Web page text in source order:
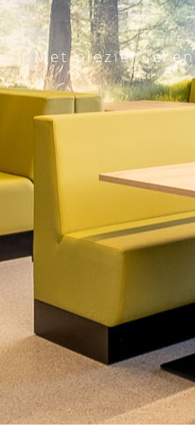
Met plezier leren